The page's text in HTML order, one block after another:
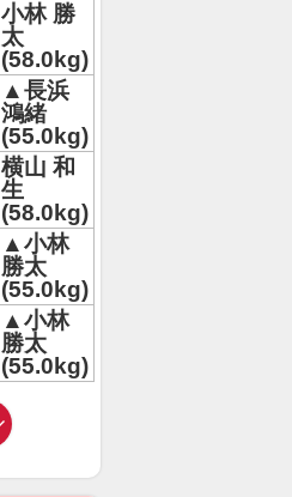
小林 勝
太
(58.0kg)
▲長浜
鴻緒
(55.0kg)
横山 和
生
(58.0kg)
▲小林
勝太
(55.0kg)
▲小林
勝太
(55.0kg)